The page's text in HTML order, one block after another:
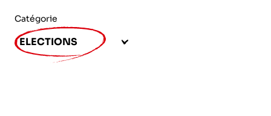
développement
INED – Institut national d’études
démographiques
ADHÉRER
Catégorie
ELECTIONS